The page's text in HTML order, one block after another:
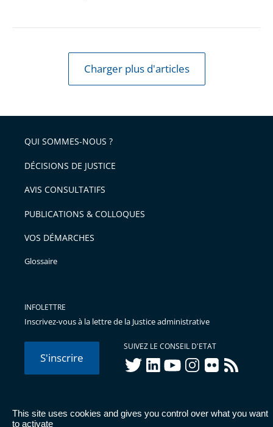
This site uses cookies and gives you control over what you want
to activate
Charger plus d'articles
QUI SOMMES-NOUS ?
DÉCISIONS DE JUSTICE
AVIS CONSULTATIFS
PUBLICATIONS & COLLOQUES
VOS DÉMARCHES
Glossaire
INFOLETTRE
Inscrivez-vous à la lettre de la Justice administrative
S'inscrire
SUIVEZ LE CONSEIL D'ETAT
twitterlinkedInyoutubeinstagram
flickr rss
© Conseil d'État 2026 - Mentions légales
Données